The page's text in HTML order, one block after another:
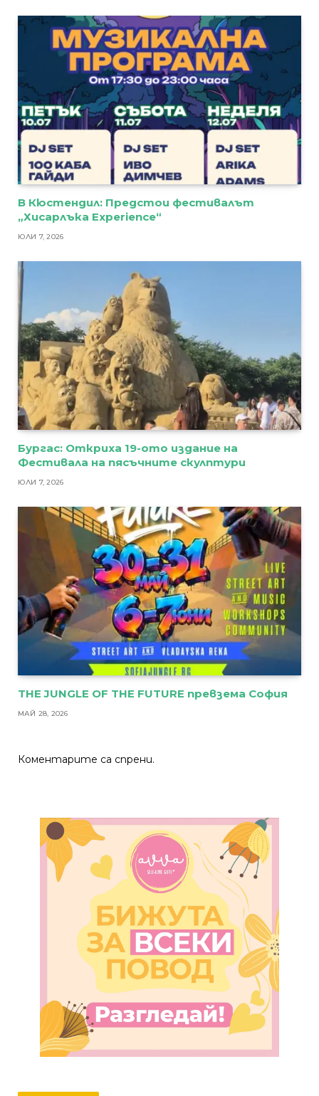
В Кюстендил: Предстои фестивалът
„Хисарлъка Experience“
ЮЛИ 7, 2026
Бургас: Откриха 19-ото издание на
Фестивала на пясъчните скулптури
ЮЛИ 7, 2026
THE JUNGLE OF THE FUTURE превзема София
МАЙ 28, 2026
Коментарите са спрени.